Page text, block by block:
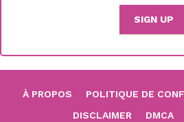
À PROPOS POLITIQUE DE
DISCLAIMER
DMCA